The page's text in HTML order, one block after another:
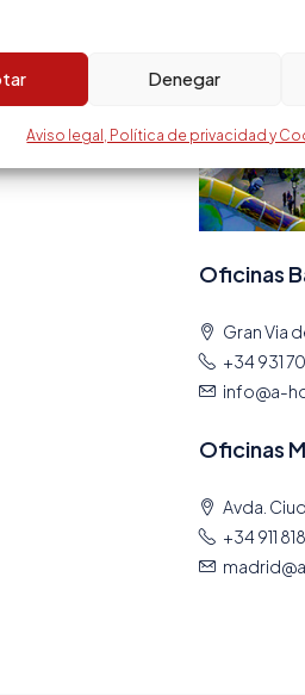
Denegar
Aviso legal, Política de privacidad y
Oficinas
Gran Via
+34 931
info@a-
Oficinas
Avda.
+34 911